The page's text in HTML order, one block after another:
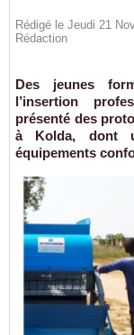
Rédigé le Jeudi 21
Rédaction
Des jeunes
l’insertion
présenté des
à Kolda, dont
équipements